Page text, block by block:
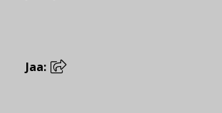
Jaa: